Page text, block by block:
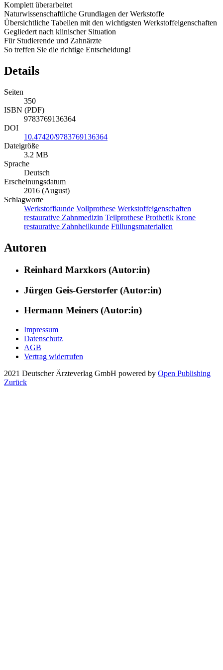
Komplett überarbeitet
Naturwissenschaftliche Grundlagen der Werkstoffe
Übersichtliche Tabellen mit den wichtigsten Werkstoffeigenschaften
Gegliedert nach klinischer Situation
Für Studierende und Zahnärzte
So treffen Sie die richtige Entscheidung!
Details
Seiten
350
ISBN (PDF)
9783769136364
DOI
10.47420/9783769136364
Dateigröße
3.2 MB
Sprache
Deutsch
Erscheinungsdatum
2016 (August)
Schlagworte
Werkstoffkunde Vollprothese Werkstoffeigenschaften
restaurative Zahnmedizin Teilprothese Prothetik Krone
restaurative Zahnheilkunde Füllungsmaterialien
Autoren
Reinhard Marxkors (Autor:in)
Jürgen Geis-Gerstorfer (Autor:in)
Hermann Meiners (Autor:in)
Impressum
Datenschutz
AGB
Vertrag widerrufen
2021 Deutscher Ärzteverlag GmbH powered by Open Publishing
Zurück